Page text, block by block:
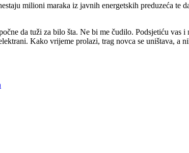
milioni maraka iz javnih energetskih preduzeća te
da tuži za bilo šta. Ne bi me čudilo. Podsjetiću
Kako vrijeme prolazi, trag novca se uništava, a